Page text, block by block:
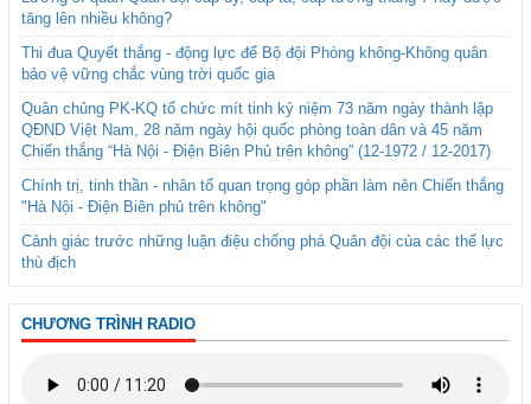
tăng lên nhiều không?
Thi đua Quyết thắng - động lực để Bộ đội Phòng không-Không quân
bảo vệ vững chắc vùng trời quốc gia
Quân chủng PK-KQ tổ chức mít tinh kỷ niệm 73 năm ngày thành lập
QĐND Việt Nam, 28 năm ngày hội quốc phòng toàn dân và 45 năm
Chiến thắng “Hà Nội - Điện Biên Phủ trên không” (12-1972 / 12-2017)
Chính trị, tinh thần - nhân tố quan trọng góp phần làm nên Chiến thắng
"Hà Nội - Điện Biên phủ trên không"
Cảnh giác trước những luận điệu chống phá Quân đội của các thế lực
thù địch
CHƯƠNG TRÌNH RADIO